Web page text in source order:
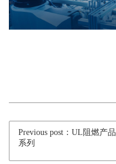
Previous post：UL阻燃产品
系列